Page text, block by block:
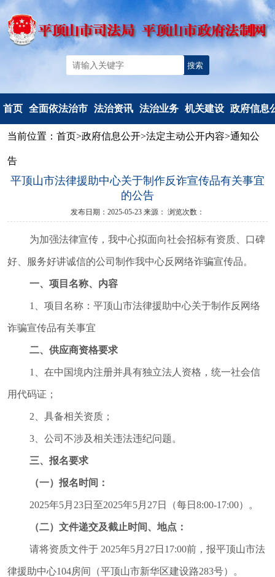
首页 全面依法治市
法治热点
法治资讯
以案释法
法治业务
政府立法
人民调解
人民监督和
司法鉴定
行政执法监
规范性文件
普法与依法
仲裁工作
格考试
查询服务
机关建设
典型风采
政府信息
政府信息公
依申请公
法定主动公
当前位置： 首页>政府信息公开>法定主动公开内容>通知公
告
平顶山市法律援助中心关于制作反诈宣传品有关事宜
的公告
发布日期：2025-05-23 来源： 浏览次数：
为加强法律宣传 ，我中心拟面向社会招标有资质、口碑
好、服务好讲诚信的公司制作我中心反网络诈骗宣传品。
一、 项目名称、内容
1、 项目名称：平顶山市法律援助中心关于制作反网络
诈骗宣传品有关事宜
二、供应商资格要求
1、 在中国境内注册并具有独立法人资格，统一社会信
用代码证 ；
2、 具备相关资质 ；
3、 公司不涉及相关违法违纪问题。
三、 报名要求
（一）报名时间：
2025年5月 23日至2025年5月 27日（每日8:00-17:00）。
（二） 文件递交及截止时间、地点：
请将资质文件于 2025年5月 27日17:00前，报平顶山市法
律援助中心104房间 （平顶山市新华区建设路283号）。